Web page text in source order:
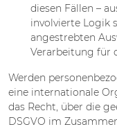
diesen Fällen –
involvierte Logik
angestrebten
Verarbeitung für
Werden
eine internationale
das Recht, über die
DSGVO im